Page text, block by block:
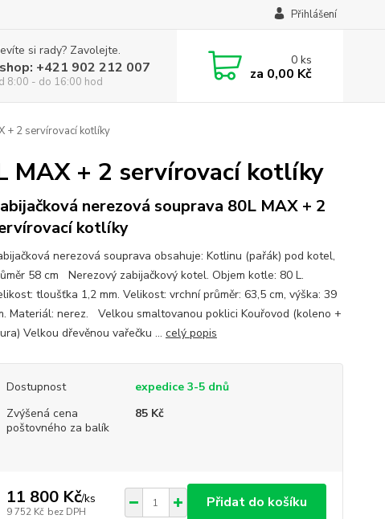
Přihlášení
si rady? Zavolejte.
+421 902 212 007
8:00 - do 16:00 hod
0ks
za 0,00 Kč
+ 2 servírovací kotlíky
MAX + 2 servírovací kotlíky
nerezová souprava 80L MAX + 2
kotlíky
nerezová souprava obsahuje: Kotlinu (pařák) pod kotel,
58 cm Nerezový zabijačkový kotel. Objem kotle: 80 L.
tloušťka 1,2 mm. Velikost: vrchní průměr: 63,5 cm, výška: 39
Materiál: nerez. Velkou smaltovanou poklici Kouřovod (koleno +
Velkou dřevěnou vařečku ... celý popis
Dostupnost
expedice 3-5 dnů
Zvýšená cena
poštovného za balík
85 Kč
11 800 Kč/ks
9 752 Kč bez DPH
Přidat do košíku